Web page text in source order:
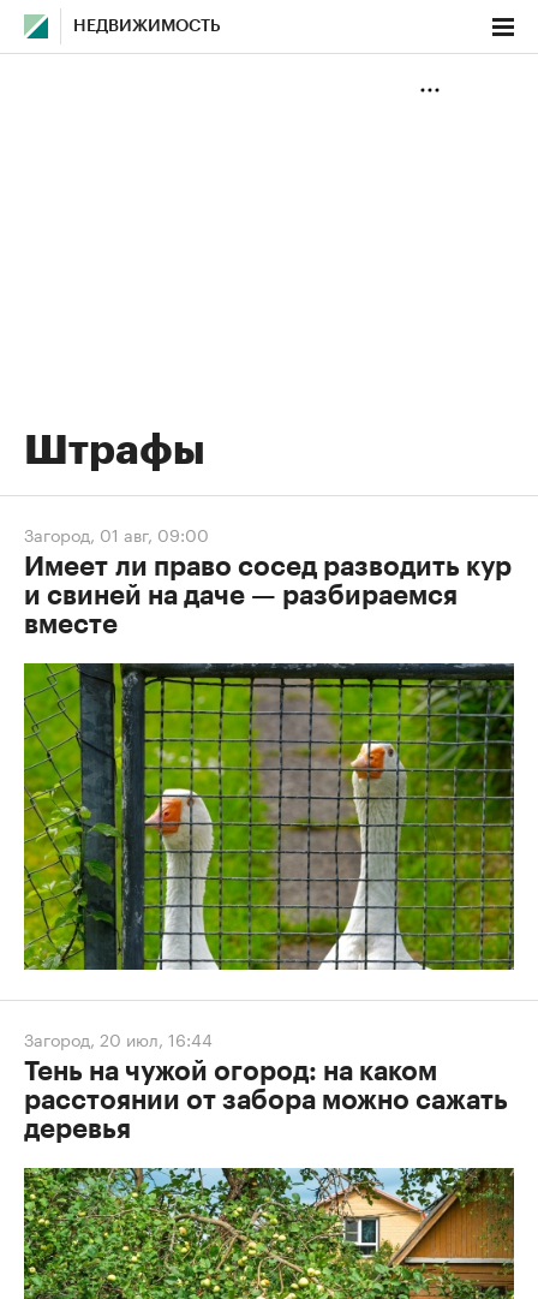
НЕДВИЖИМОСТЬ
Штрафы
Загород, 01 авг, 09:00
Имеет ли право сосед разводить кур
и свиней на даче — разбираемся
вместе
Загород, 20 июл, 16:44
Тень на чужой огород: на каком
расстоянии от забора можно сажать
деревья